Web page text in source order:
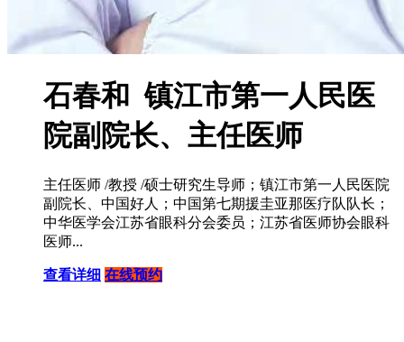
石春和 镇江市第一人民医
院副院长、主任医师
主任医师 /教授 /硕士研究生导师；镇江市第一人民医院
副院长、中国好人；中国第七期援圭亚那医疗队队长；
中华医学会江苏省眼科分会委员；江苏省医师协会眼科
医师...
查看详细 在线预约